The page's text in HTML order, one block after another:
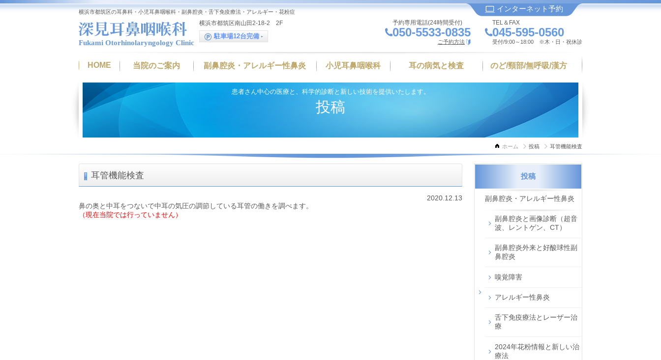
横浜市都筑区の耳鼻科・小児耳鼻咽喉科・副鼻腔炎・舌下免疫療法・アレルギー・花粉症
Fukami Otorhinolaryngology Clinic
横浜市都筑区南山田2-18-2 2F
駐車場12台完備
インターネット予約
予約専用電話(24時間受付)
050-5533-0835
ご予約方法
TEL＆FAX
045-595-0560
受付/9:00～18:00 ※木・日・祝休診
HOME 当院のご案内 副鼻腔炎・アレルギー性鼻炎 小児耳鼻咽喉科 耳の病気と検査 のど/頸部/無呼吸/漢方
患者さん中心の医療と、科学的診断と新しい技術を提供いたします。
投稿
ホーム 投稿 耳管機能検査
耳管機能検査
2020.12.13
鼻の奥と中耳をつないで中耳の気圧の調節している耳管の働きを調べます。
（現在当院では行っていません）
投稿
副鼻腔炎・アレルギー性鼻炎
副鼻腔炎と画像診断（超音
波、レントゲン、CT）
副鼻腔炎外来と好酸球性副
鼻腔炎
嗅覚障害
アレルギー性鼻炎
舌下免疫療法とレーザー治
療
2024年花粉情報と新しい治
療法